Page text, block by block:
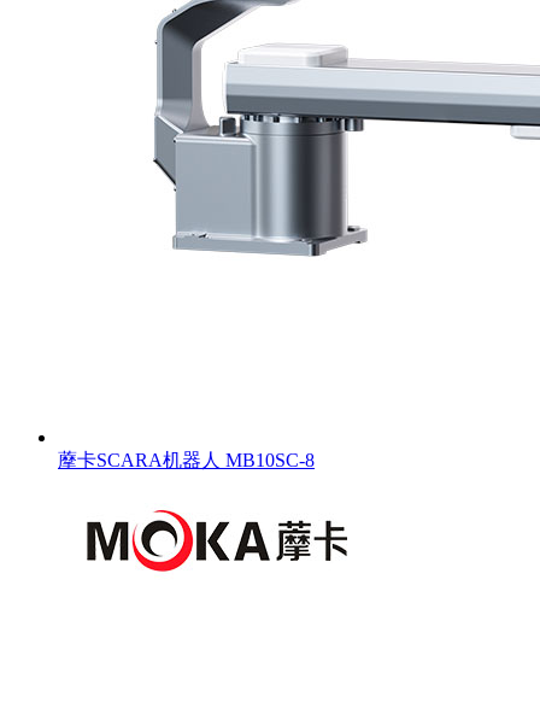
藦卡SCARA机器人 MB10SC-8